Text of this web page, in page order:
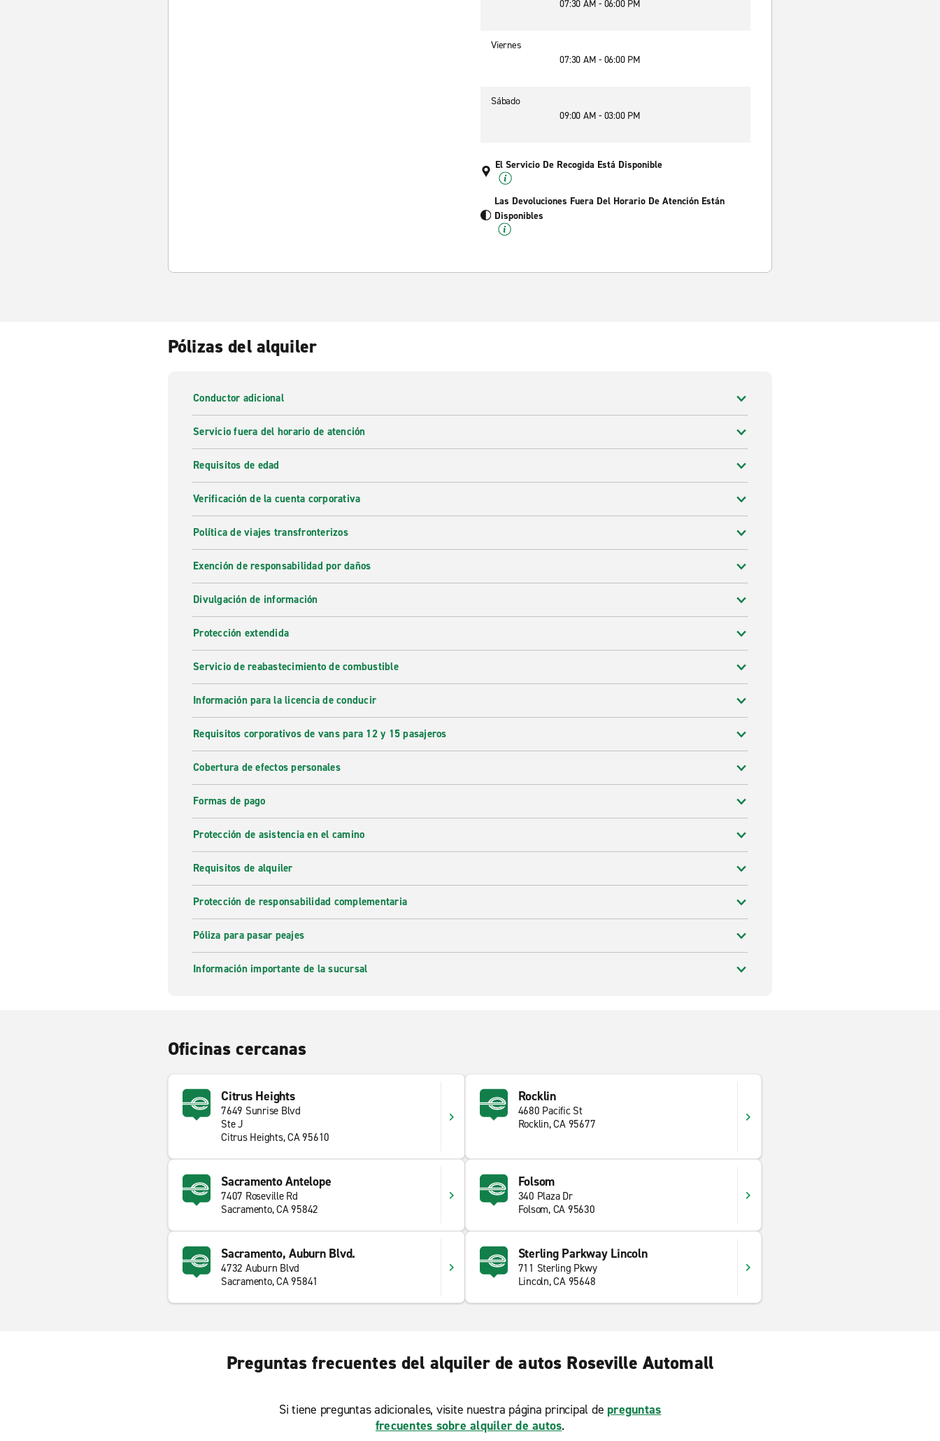
07:30 AM - 06:00 PM
Viernes
07:30 AM - 06:00 PM
Sábado
09:00 AM - 03:00 PM
El Servicio De Recogida Está Disponible
Las Devoluciones Fuera Del Horario De Atención Están
Disponibles
Pólizas del alquiler
Conductor adicional
Servicio fuera del horario de atención
Requisitos de edad
Verificación de la cuenta corporativa
Política de viajes transfronterizos
Exención de responsabilidad por daños
Divulgación de información
Protección extendida
Servicio de reabastecimiento de combustible
Información para la licencia de conducir
Requisitos corporativos de vans para 12 y 15 pasajeros
Cobertura de efectos personales
Formas de pago
Protección de asistencia en el camino
Requisitos de alquiler
Protección de responsabilidad complementaria
Póliza para pasar peajes
Información importante de la sucursal
Oficinas cercanas
Citrus Heights
7649 Sunrise Blvd
Ste J
Citrus Heights, CA 95610
Rocklin
4680 Pacific St
Rocklin, CA 95677
Sacramento Antelope
7407 Roseville Rd
Sacramento, CA 95842
Folsom
340 Plaza Dr
Folsom, CA 95630
Sacramento, Auburn Blvd.
4732 Auburn Blvd
Sacramento, CA 95841
Sterling Parkway Lincoln
711 Sterling Pkwy
Lincoln, CA 95648
Preguntas frecuentes del alquiler de autos Roseville Automall
Si tiene preguntas adicionales, visite nuestra página principal de preguntas
frecuentes sobre alquiler de autos.